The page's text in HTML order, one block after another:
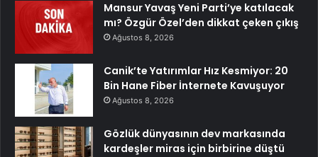
Mansur Yavaş Yeni Parti’ye katılacak
mı? Özgür Özel’den dikkat çeken çıkış
Ağustos 8, 2026
Canik’te Yatırımlar Hız Kesmiyor: 20
Bin Hane Fiber İnternete Kavuşuyor
Ağustos 8, 2026
Gözlük dünyasının dev markasında
kardeşler miras için birbirine düştü